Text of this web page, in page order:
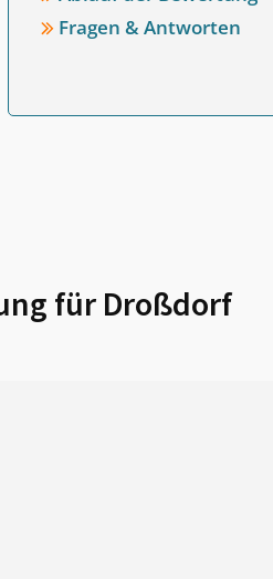
Fragen & Antworten
für Droßdorf